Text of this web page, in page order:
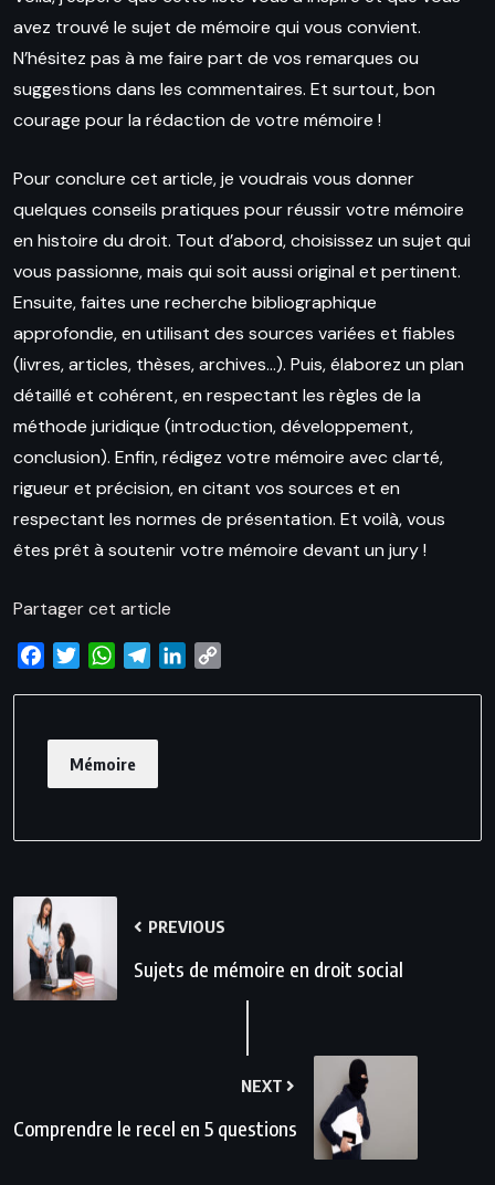
avez trouvé le sujet de mémoire qui vous convient.
N’hésitez pas à me faire part de vos remarques ou
suggestions dans les commentaires. Et surtout, bon
courage pour la rédaction de votre mémoire !
Pour conclure cet article, je voudrais vous donner
quelques conseils pratiques pour réussir votre mémoire
en histoire du droit. Tout d’abord, choisissez un sujet qui
vous passionne, mais qui soit aussi original et pertinent.
Ensuite, faites une recherche bibliographique
approfondie, en utilisant des sources variées et fiables
(livres, articles, thèses, archives…). Puis, élaborez un plan
détaillé et cohérent, en respectant les règles de la
méthode juridique (introduction, développement,
conclusion). Enfin, rédigez votre mémoire avec clarté,
rigueur et précision, en citant vos sources et en
respectant les normes de présentation. Et voilà, vous
êtes prêt à soutenir votre mémoire devant un jury !
Partager cet article
FacebookTwitterWhatsApp
TelegramLinkedIn
Mémoire
PREVIOUS
Sujets de mémoire en droit social
NEXT
Comprendre le recel en 5 questions